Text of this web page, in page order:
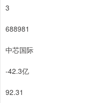
3
688981
中芯国际
-42.3亿
92.31